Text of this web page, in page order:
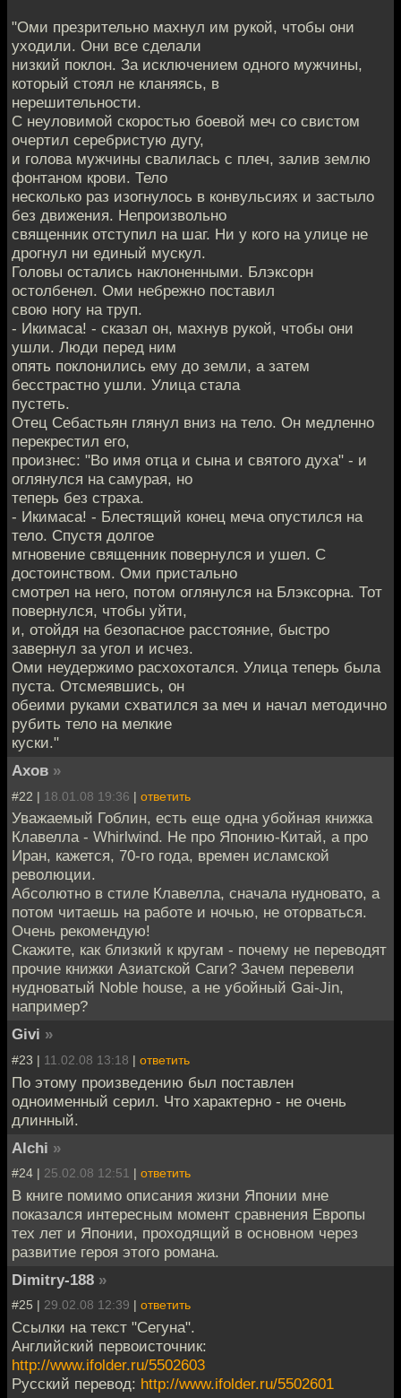
"Оми презрительно махнул им рукой, чтобы они
уходили. Они все сделали
низкий поклон. За исключением одного мужчины,
который стоял не кланяясь, в
нерешительности.
С неуловимой скоростью боевой меч со свистом
очертил серебристую дугу,
и голова мужчины свалилась с плеч, залив землю
фонтаном крови. Тело
несколько раз изогнулось в конвульсиях и застыло
без движения. Непроизвольно
священник отступил на шаг. Ни у кого на улице не
дрогнул ни единый мускул.
Головы остались наклоненными. Блэксорн
остолбенел. Оми небрежно поставил
свою ногу на труп.
- Икимаса! - сказал он, махнув рукой, чтобы они
ушли. Люди перед ним
опять поклонились ему до земли, а затем
бесстрастно ушли. Улица стала
пустеть.
Отец Себастьян глянул вниз на тело. Он медленно
перекрестил его,
произнес: "Во имя отца и сына и святого духа" - и
оглянулся на самурая, но
теперь без страха.
- Икимаса! - Блестящий конец меча опустился на
тело. Спустя долгое
мгновение священник повернулся и ушел. С
достоинством. Оми пристально
смотрел на него, потом оглянулся на Блэксорна. Тот
повернулся, чтобы уйти,
и, отойдя на безопасное расстояние, быстро
завернул за угол и исчез.
Оми неудержимо расхохотался. Улица теперь была
пуста. Отсмеявшись, он
обеими руками схватился за меч и начал методично
рубить тело на мелкие
куски."
Ахов »
#22 | 18.01.08 19:36 | ответить
Уважаемый Гоблин, есть еще одна убойная книжка
Клавелла - Whirlwind. Не про Японию-Китай, а про
Иран, кажется, 70-го года, времен исламской
революции.
Абсолютно в стиле Клавелла, сначала нудновато, а
потом читаешь на работе и ночью, не оторваться.
Очень рекомендую!
Скажите, как близкий к кругам - почему не переводят
прочие книжки Азиатской Саги? Зачем перевели
нудноватый Noble house, а не убойный Gai-Jin,
например?
Givi »
#23 | 11.02.08 13:18 | ответить
По этому произведению был поставлен
одноименный серил. Что характерно - не очень
длинный.
Alchi »
#24 | 25.02.08 12:51 | ответить
В книге помимо описания жизни Японии мне
показался интересным момент сравнения Европы
тех лет и Японии, проходящий в основном через
развитие героя этого романа.
Dimitry-188 »
#25 | 29.02.08 12:39 | ответить
Ссылки на текст "Сегуна".
Английский первоисточник:
http://www.ifolder.ru/5502603
Русский перевод: http://www.ifolder.ru/5502601